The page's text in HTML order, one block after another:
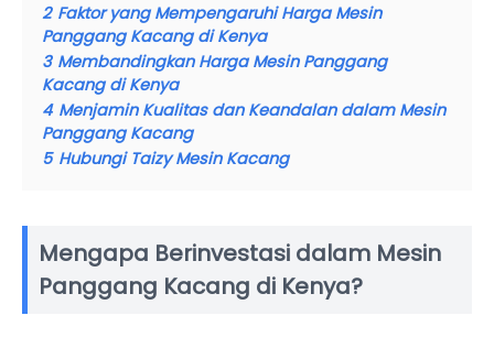
2 Faktor yang Mempengaruhi Harga Mesin
Panggang Kacang di Kenya
3 Membandingkan Harga Mesin Panggang
Kacang di Kenya
4 Menjamin Kualitas dan Keandalan dalam Mesin
Panggang Kacang
5 Hubungi Taizy Mesin Kacang
Mengapa Berinvestasi dalam Mesin
Panggang Kacang di Kenya?